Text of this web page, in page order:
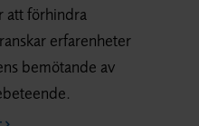
att förhindra
erfarenheter
bemötande av